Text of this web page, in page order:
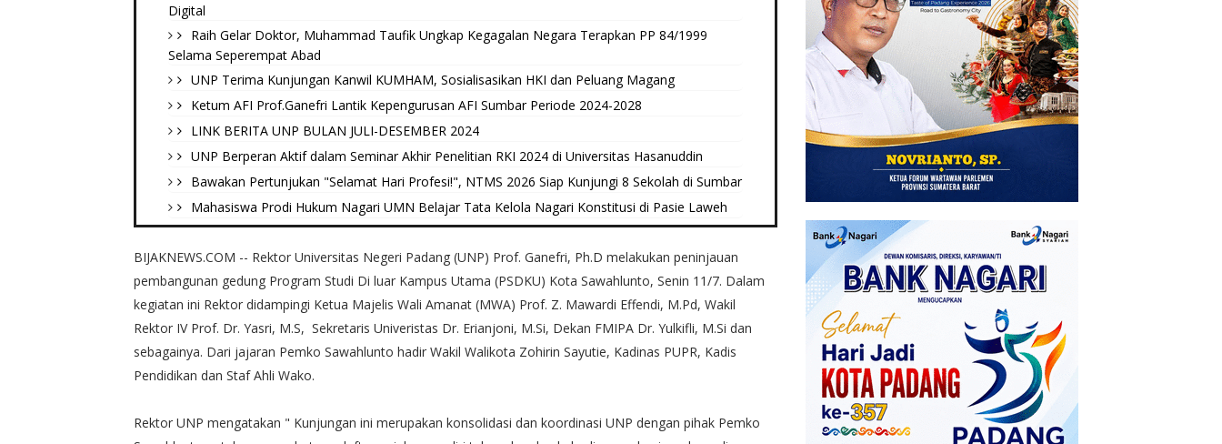
Digital
Raih Gelar Doktor, Muhammad Taufik Ungkap Kegagalan Negara Terapkan PP 84/1999
Selama Seperempat Abad
UNP Terima Kunjungan Kanwil KUMHAM, Sosialisasikan HKI dan Peluang Magang
Ketum AFI Prof.Ganefri Lantik Kepengurusan AFI Sumbar Periode 2024-2028
LINK BERITA UNP BULAN JULI-DESEMBER 2024
UNP Berperan Aktif dalam Seminar Akhir Penelitian RKI 2024 di Universitas Hasanuddin
Bawakan Pertunjukan "Selamat Hari Profesi!", NTMS 2026 Siap Kunjungi 8 Sekolah di Sumbar
Mahasiswa Prodi Hukum Nagari UMN Belajar Tata Kelola Nagari Konstitusi di Pasie Laweh ‎
BIJAKNEWS.COM -- Rektor Universitas Negeri Padang (UNP) Prof. Ganefri, Ph.D melakukan peninjauan
pembangunan gedung Program Studi Di luar Kampus Utama (PSDKU) Kota Sawahlunto, Senin 11/7. Dalam
kegiatan ini Rektor didampingi Ketua Majelis Wali Amanat (MWA) Prof. Z. Mawardi Effendi, M.Pd, Wakil
Rektor IV Prof. Dr. Yasri, M.S, Sekretaris Univeristas Dr. Erianjoni, M.Si, Dekan FMIPA Dr. Yulkifli, M.Si dan
sebagainya. Dari jajaran Pemko Sawahlunto hadir Wakil Walikota Zohirin Sayutie, Kadinas PUPR, Kadis
Pendidikan dan Staf Ahli Wako.
Rektor UNP mengatakan " Kunjungan ini merupakan konsolidasi dan koordinasi UNP dengan pihak Pemko